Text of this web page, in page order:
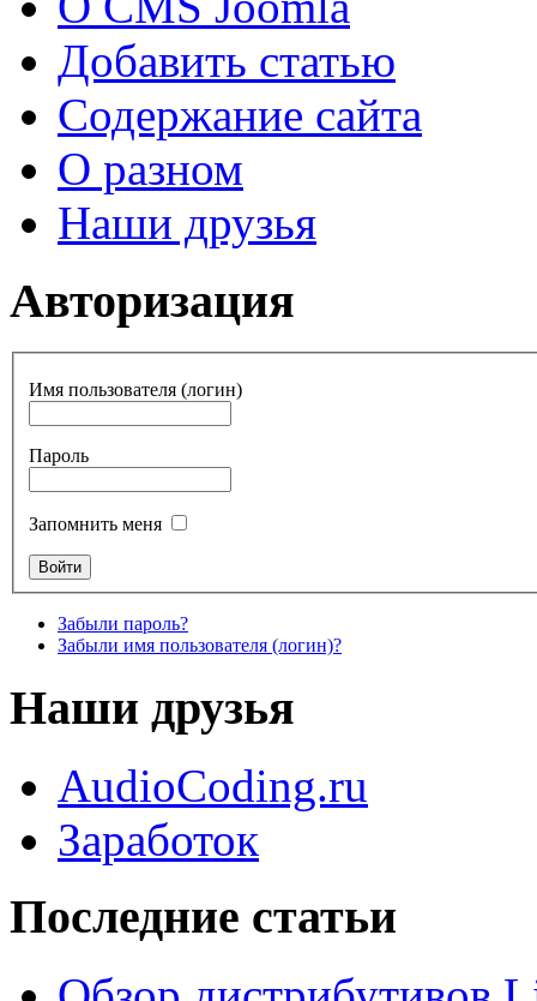
Добавить статью
Содержание сайта
О разном
Наши друзья
Авторизация
Имя пользователя (логин)
Пароль
Запомнить меня
Забыли пароль?
Забыли имя пользователя (логин)?
Наши друзья
AudioCoding.ru
Заработок
Последние статьи